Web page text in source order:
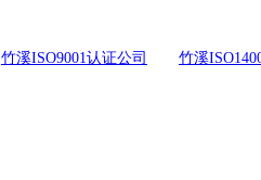
竹溪ISO9001认证公司 竹溪